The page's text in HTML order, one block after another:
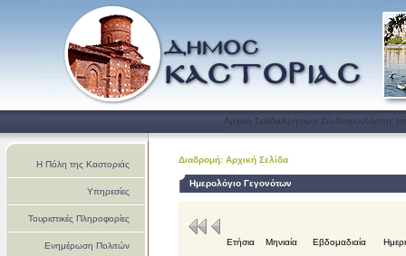
Αρχική ΣελίδαΧρήσιμοι ΣύνδεσμοιΧάρτης
Η Πόλη της Καστοριάς
Υπηρεσίες
Τουριστικές Πληροφορίες
Ενημέρωση Πολιτών
Διαδρομή: Αρχική Σελίδα
Ημερολόγιο Γεγονότων
Ετήσια Μηνιαία Εβδομαδιαία